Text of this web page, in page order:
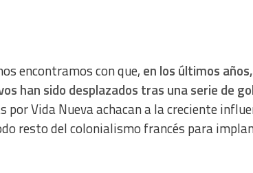
encontramos con que, en los últimos años,
han sido desplazados tras una serie de
Vida Nueva achacan a la creciente
resto del colonialismo francés para